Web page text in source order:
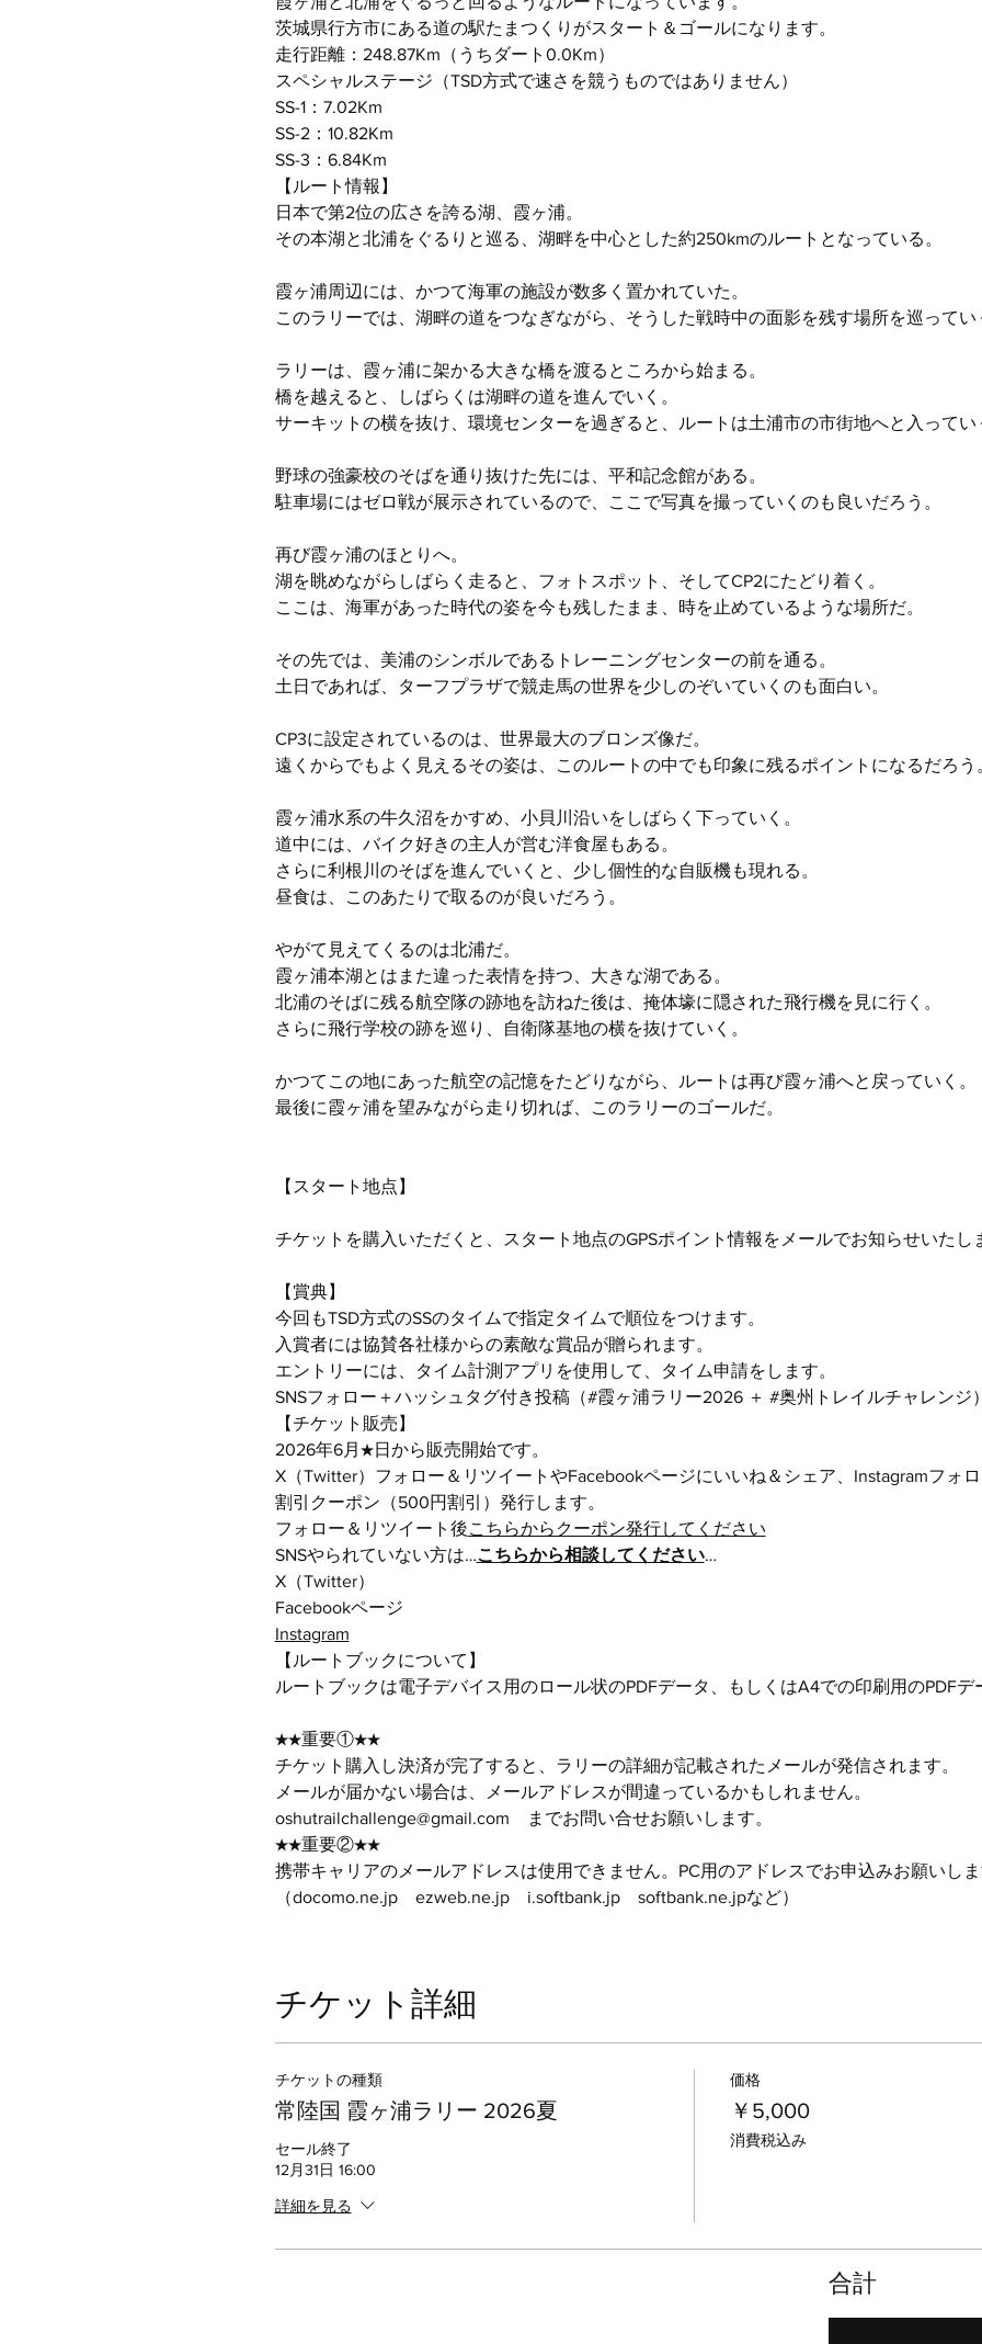
茨城県行方市にある道の駅たまつくりがスタート＆ゴールになります。
走行距離：248.87Km（うちダート0.0Km）
スペシャルステージ（TSD方式で速さを競うものではありません）
SS-1：7.02Km
SS-2：10.82Km
SS-3：6.84Km
【ルート情報】
日本で第2位の広さを誇る湖、霞ヶ浦。
その本湖と北浦をぐるりと巡る、湖畔を中心とした約250kmのルートとなっている。
霞ヶ浦周辺には、かつて海軍の施設が数多く置かれていた。
このラリーでは、湖畔の道をつなぎながら、そうした戦時中の面影を残す場所を巡ってい
ラリーは、霞ヶ浦に架かる大きな橋を渡るところから始まる。
橋を越えると、しばらくは湖畔の道を進んでいく。
サーキットの横を抜け、環境センターを過ぎると、ルートは土浦市の市街地へと入ってい
野球の強豪校のそばを通り抜けた先には、平和記念館がある。
駐車場にはゼロ戦が展示されているので、ここで写真を撮っていくのも良いだろう。
再び霞ヶ浦のほとりへ。
湖を眺めながらしばらく走ると、フォトスポット、そしてCP2にたどり着く。
ここは、海軍があった時代の姿を今も残したまま、時を止めているような場所だ。
その先では、美浦のシンボルであるトレーニングセンターの前を通る。
土日であれば、ターフプラザで競走馬の世界を少しのぞいていくのも面白い。
CP3に設定されているのは、世界最大のブロンズ像だ。
遠くからでもよく見えるその姿は、このルートの中でも印象に残るポイントになるだろう
霞ヶ浦水系の牛久沼をかすめ、小貝川沿いをしばらく下っていく。
道中には、バイク好きの主人が営む洋食屋もある。
さらに利根川のそばを進んでいくと、少し個性的な自販機も現れる。
昼食は、このあたりで取るのが良いだろう。
やがて見えてくるのは北浦だ。
霞ヶ浦本湖とはまた違った表情を持つ、大きな湖である。
北浦のそばに残る航空隊の跡地を訪ねた後は、掩体壕に隠された飛行機を見に行く。
さらに飛行学校の跡を巡り、自衛隊基地の横を抜けていく。
かつてこの地にあった航空の記憶をたどりながら、ルートは再び霞ヶ浦へと戻っていく。
最後に霞ヶ浦を望みながら走り切れば、このラリーのゴールだ。
【スタート地点】
チケットを購入いただくと、スタート地点のGPSポイント情報をメールでお知らせいたし
【賞典】
今回もTSD方式のSSのタイムで指定タイムで順位をつけます。
入賞者には協賛各社様からの素敵な賞品が贈られます。
エントリーには、タイム計測アプリを使用して、タイム申請をします。
SNSフォロー＋ハッシュタグ付き投稿（#霞ヶ浦ラリー2026 ＋ #奥州トレイルチャレンジ
【チケット販売】
2026年6月★日から販売開始です。
X（Twitter）フォロー＆リツイートやFacebookページにいいね＆シェア、Instagramフォ
割引クーポン（500円割引）発行します。
フォロー＆リツイート後こちらからクーポン発行してください
SNSやられていない方は…こちらから相談してください…
X（Twitter）
Facebookページ
Instagram
【ルートブックについて】
ルートブックは電子デバイス用のロール状のPDFデータ、もしくはA4での印刷用のPDF
★★重要①★★
チケット購入し決済が完了すると、ラリーの詳細が記載されたメールが発信されます。
メールが届かない場合は、メールアドレスが間違っているかもしれません。
oshutrailchallenge@gmail.com　までお問い合せお願いします。
★★重要②★★
携帯キャリアのメールアドレスは使用できません。PC用のアドレスでお申込みお願いし
（docomo.ne.jp　ezweb.ne.jp　i.softbank.jp　softbank.ne.jpなど）
チケット詳細
チケットの種類
常陸国 霞ヶ浦ラリー 2026夏
セール終了
12月31日 16:00
詳細を見る
価格
￥5,000
消費税込み
合計